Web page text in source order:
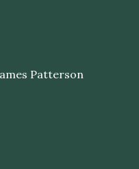
Patterson